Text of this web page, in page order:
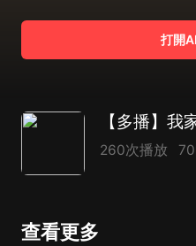
打開
260次播放
查看更多